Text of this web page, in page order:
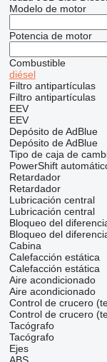
Modelo de motor
Potencia de motor
Combustible
diésel
Filtro antipartículas
Filtro antipartículas
EEV
EEV
Depósito de AdBlue
Depósito de AdBlue
Tipo de caja de
PowerShift
Retardador
Retardador
Lubricación central
Lubricación central
Bloqueo del
Bloqueo del
Cabina
Calefacción estática
Calefacción estática
Aire acondicionado
Aire acondicionado
Control de crucero
Control de crucero
Tacógrafo
Tacógrafo
Ejes